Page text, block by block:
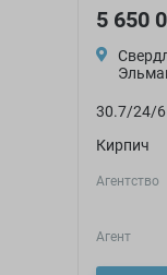
5 650
30.7/24/
Кирпич
Агентство
Агент